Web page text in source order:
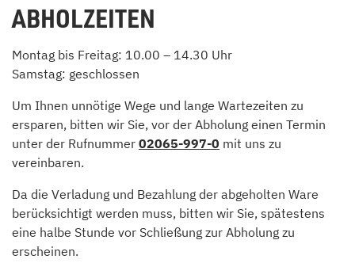
ABHOLZEITEN
Montag bis Freitag: 10.00 – 14.30 Uhr
Samstag: geschlossen
Um Ihnen unnötige Wege und lange Wartezeiten zu
ersparen, bitten wir Sie, vor der Abholung einen Termin
unter der Rufnummer 02065-997-0 mit uns zu
vereinbaren.
Da die Verladung und Bezahlung der abgeholten Ware
berücksichtigt werden muss, bitten wir Sie, spätestens
eine halbe Stunde vor Schließung zur Abholung zu
erscheinen.